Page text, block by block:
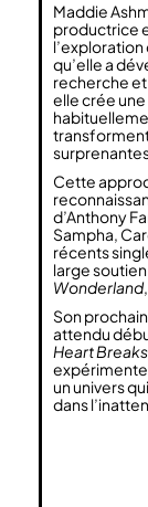
Maddie
productrice
qu’elle a
recherche et
elle crée
Cette
d’Anthony
Sampha,
récents
large
Wonderland,
Son
attendu
Heart Breaks
un univers
dans